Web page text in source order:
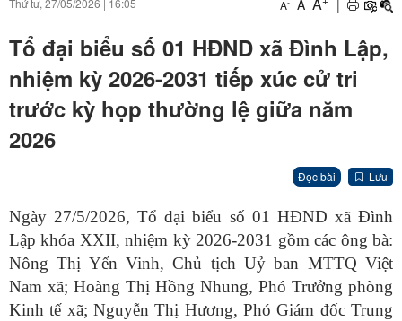
A- A A |
Tổ đại biểu số 01 HĐND xã Đình Lập,
nhiệm kỳ 2026-2031 tiếp xúc cử tri
trước kỳ họp thường lệ giữa năm
2026
Đọc bài Lưu
Ngày 27/5/2026, Tổ đại biểu số 01 HĐND xã Đình
Lập khóa XXII, nhiệm kỳ 2026-2031 gồm các ông bà:
Nông Thị Yến Vinh, Chủ tịch Uỷ ban MTTQ Việt
Nam xã; Hoàng Thị Hồng Nhung, Phó Trưởng phòng
Kinh tế xã; Nguyễn Thị Hương, Phó Giám đốc Trung